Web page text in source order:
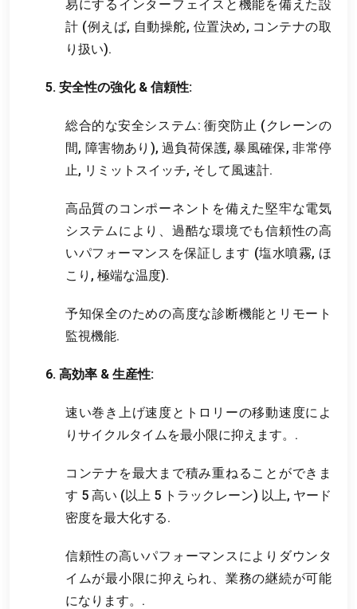
易にするインターフェイスと機能を備えた設
計 (例えば, 自動操舵, 位置決め, コンテナの取
り扱い).
5. 安全性の強化 & 信頼性:
総合的な安全システム: 衝突防止 (クレーンの
間, 障害物あり), 過負荷保護, 暴風確保, 非常停
止, リミットスイッチ, そして風速計.
高品質のコンポーネントを備えた堅牢な電気
システムにより、過酷な環境でも信頼性の高
いパフォーマンスを保証します (塩水噴霧, ほ
こり, 極端な温度).
予知保全のための高度な診断機能とリモート
監視機能.
6. 高効率 & 生産性:
速い巻き上げ速度とトロリーの移動速度によ
りサイクルタイムを最小限に抑えます。.
コンテナを最大まで積み重ねることができま
す 5 高い (以上 5 トラックレーン) 以上, ヤード
密度を最大化する.
信頼性の高いパフォーマンスによりダウンタ
イムが最小限に抑えられ、業務の継続が可能
になります。.